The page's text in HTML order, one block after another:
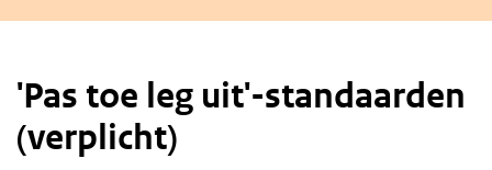
'Pas toe leg uit'-standaarden
(verplicht)